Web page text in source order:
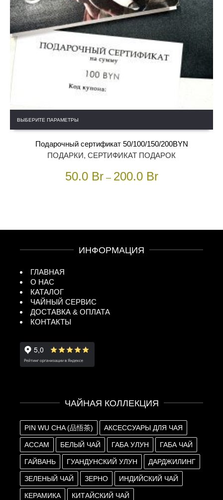
ВЫБЕРИТЕ ПАРАМЕТРЫ
несколькоПодарочный сертификат 50/100/150/200BYN
ПОДАРКИ, СЕРТИФИКАТ ПОДАРОК
50.0 Br– 200.0 Br
ИНФОРМАЦИЯ
ГЛАВНАЯ
О НАС
КАТАЛОГ
ЧАЙНЫЙ СЕРВИС
ДОСТАВКА & ОПЛАТА
КОНТАКТЫ
ЧАЙНАЯ КОЛЛЕКЦИЯ
PIN WU CHA (品悟茶) АКСЕССУАРЫ ДЛЯ ЧАЯ
АССАМ БЕЛЫЙ ЧАЙ ГАБА УЛУН ГАБА ЧАЙ
ГАЙВАНЬ ГУАНДУНСКИЙ УЛУН ДАРДЖИЛИНГ
ЗЕЛЕНЫЙ ЧАЙ ЗЕРНО ИНДИЙСКИЙ ЧАЙ
КЕРАМИКА КИТАЙСКИЙ ЧАЙ